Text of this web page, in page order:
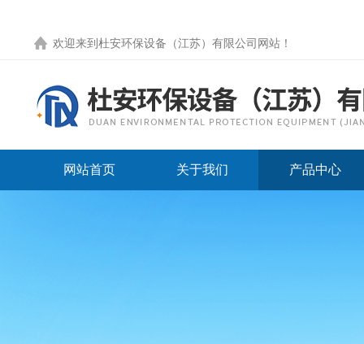
欢迎来到 杜安环保设备（江苏）有限公司网站 ！
网站首页 关于我们 产品中心